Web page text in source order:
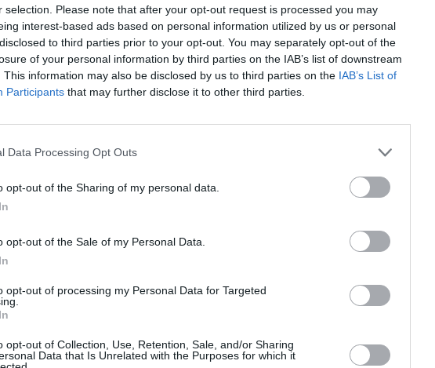
selection. Please note that after your opt-out request is processed you may
interest-based ads based on personal information utilized by us or personal
to third parties prior to your opt-out. You may separately opt-out of the
of your personal information by third parties on the IAB’s list of downstream
This information may also be disclosed by us to third parties on the IAB’s List of
Participants that may further disclose it to other third parties.
Data Processing Opt Outs
opt-out of the Sharing of my personal data.
opt-out of the Sale of my Personal Data.
opt-out of processing my Personal Data for Targeted
opt-out of Collection, Use, Retention, Sale, and/or Sharing
Data that Is Unrelated with the Purposes for which it
άνεργοι 10€
2016